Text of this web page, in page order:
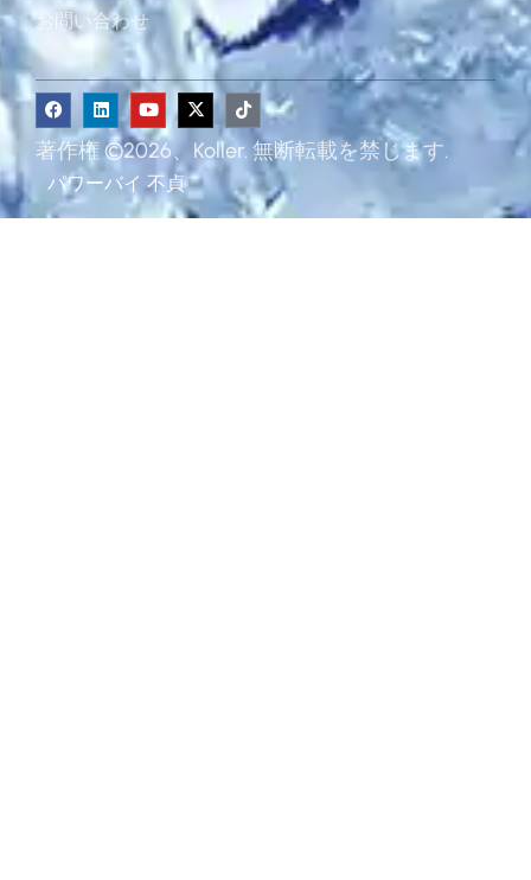
お問い合わせ
著作権 ©2026、Koller. 無断転載を禁じます.
パワーバイ 不貞